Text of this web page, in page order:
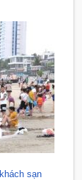
khách sạn